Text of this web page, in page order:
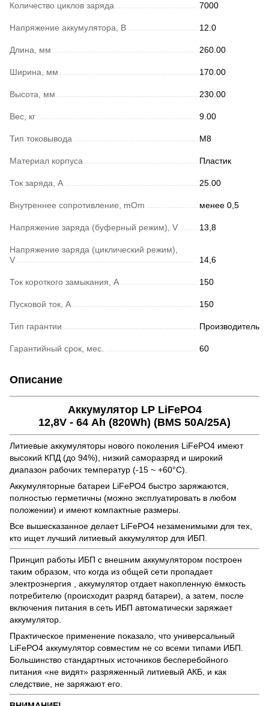
Количество циклов заряда 7000
Напряжение аккумулятора, В 12.0
Длина, мм 260.00
Ширина, мм 170.00
Высота, мм 230.00
Вес, кг 9.00
Тип токовывода М8
Материал корпуса Пластик
Ток заряда, А 25.00
Внутреннее сопротивление, mOm менее 0,5
Напряжение заряда (буферный режим), V 13,8
Напряжение заряда (циклический режим),
V
14,6
Ток короткого замыкания, A 150
Пусковой ток, А 150
Тип гарантии Производитель
Гарантийный срок, мес. 60
Описание
Аккумулятор LP LiFePO4
12,8V - 64 Ah (820Wh) (BMS 50A/25А)
Литиевые аккумуляторы нового поколения LiFePO4 имеют
высокий КПД (до 94%), низкий саморазряд и широкий
диапазон рабочих температур (-15 ~ +60°C).
Аккумуляторные батареи LiFePO4 быстро заряжаются,
полностью герметичны (можно эксплуатировать в любом
положении) и имеют компактные размеры.
Все вышесказанное делает LiFePO4 незаменимыми для тех,
кто ищет лучший литиевый аккумулятор для ИБП.
Принцип работы ИБП с внешним аккумулятором построен
таким образом, что когда из общей сети пропадает
электроэнергия , аккумулятор отдает накопленную ёмкость
потребителю (происходит разряд батареи), а затем, после
включения питания в сеть ИБП автоматически заряжает
аккумулятор.
Практическое применение показало, что универсальный
LiFePO4 аккумулятор совместим не со всеми типами ИБП.
Большинство стандартных источников бесперебойного
питания «не видят» разряженный литиевый АКБ, и как
следствие, не заряжают его.